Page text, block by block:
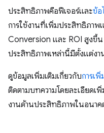
ประสิทธิภาพคือฟีเจอร์และข้อ
การใช้งานที่เพิ่มประสิทธิภา
Conversion และ ROI สูงขึ้
ประสิทธิภาพเหล่านี้มีตั้งแต่ง
ดูข้อมูลเพิ่มเติมเกี่ยวกับการเพิ่
ติดตามบทความโดยละเอียดเ
งานด้านประสิทธิภาพในอนา